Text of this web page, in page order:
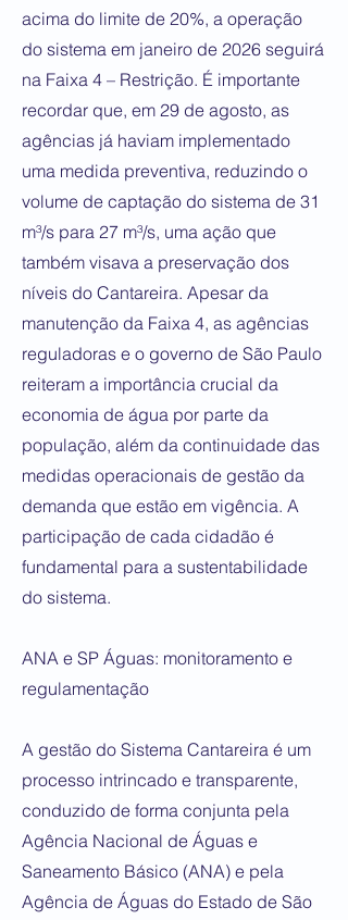
acima do limite de 20%, a operação
do sistema em janeiro de 2026 seguirá
na Faixa 4 – Restrição. É importante
recordar que, em 29 de agosto, as
agências já haviam implementado
uma medida preventiva, reduzindo o
volume de captação do sistema de 31
m³/s para 27 m³/s, uma ação que
também visava a preservação dos
níveis do Cantareira. Apesar da
manutenção da Faixa 4, as agências
reguladoras e o governo de São Paulo
reiteram a importância crucial da
economia de água por parte da
população, além da continuidade das
medidas operacionais de gestão da
demanda que estão em vigência. A
participação de cada cidadão é
fundamental para a sustentabilidade
do sistema.
ANA e SP Águas: monitoramento e
regulamentação
A gestão do Sistema Cantareira é um
processo intrincado e transparente,
conduzido de forma conjunta pela
Agência Nacional de Águas e
Saneamento Básico (ANA) e pela
Agência de Águas do Estado de São